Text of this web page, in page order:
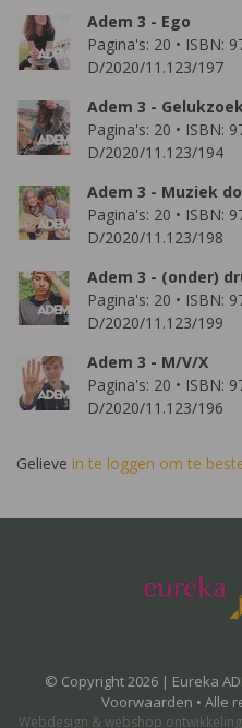
Adem 3 - Ego
Pagina's: 20 • ISBN:
D/2020/11.123/197
Adem 3 -
Pagina's: 20 • ISBN:
D/2020/11.123/194
Adem 3 - Muziek
Pagina's: 20 • ISBN:
D/2020/11.123/198
Adem 3 - (onder)
Pagina's: 20 • ISBN:
D/2020/11.123/199
Adem 3 - M/V/X
Pagina's: 20 • ISBN:
D/2020/11.123/196
Gelieve in te loggen om te
© Copyright 2026 | Eureka
Voorwaarden • Alle
Webdesign & webshop ontwikkeling